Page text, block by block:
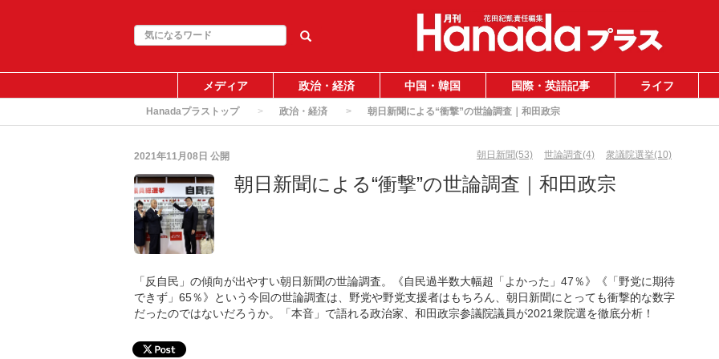
メディア 政治・経済 中国・韓国 国際・英語記事 ライフ
Hanadaプラストップ 政治・経済 朝日新聞による“衝撃”の世論調査｜和田政宗
2021年11月08日 公開 朝日新聞(53) 世論調査(4) 衆議院選挙(10)
朝日新聞による“衝撃”の世論調査｜和田政宗
「反自民」の傾向が出やすい朝日新聞の世論調査。《自民過半数大幅超「よかった」47％》《「野党に期待
できず」65％》という今回の世論調査は、野党や野党支援者はもちろん、朝日新聞にとっても衝撃的な数字
だったのではないだろうか。「本音」で語れる政治家、和田政宗参議院議員が2021衆院選を徹底分析！